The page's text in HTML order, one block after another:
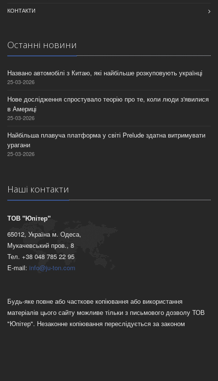
КОНТАКТИ
Останнi новини
Названо автомобілі з Китаю, які найбільше розкуповують українці
25-03-2026
Нове дослідження спростувало теорію про те, коли люди з'явилися
в Америці
25-03-2026
Найбільша плавуча платформа у світі Prelude здатна витримувати
урагани
25-03-2026
Нашi контакти
ТОВ "Юпітер"
65012, Україна м. Одеса,
Мукачевський пров., 8
Тел. +38 048 785 22 95
E-mail: info@ju-ton.com
Будь-яке повне або часткове копіювання або використання
матеріалів цього сайту можливе тільки з письмового дозволу ТОВ
"Юпітер". Незаконне копіювання переслідується за законом